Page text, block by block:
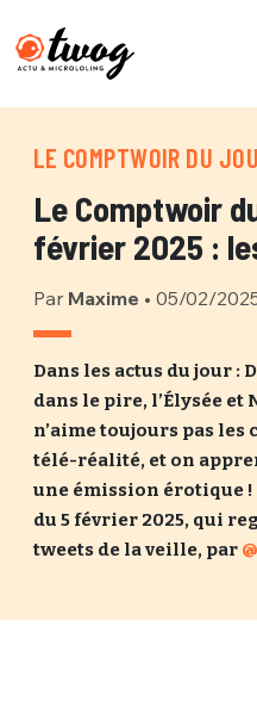
LE COMPTWOIR DU
Le Comptwoir
février 2025 :
Par Maxime • 05/02/
Dans les actus du jour :
dans le pire, l’Élysée
n’aime toujours pas les
télé-réalité, et on
une émission érotique
du 5 février 2025, qui
tweets de la veille, par
PSEUDO*
EMAIL*
PASSWORD*
JE
PSEUDO
MOT DE PASSE
VOTRE
Que
C'EST
Ma
ME